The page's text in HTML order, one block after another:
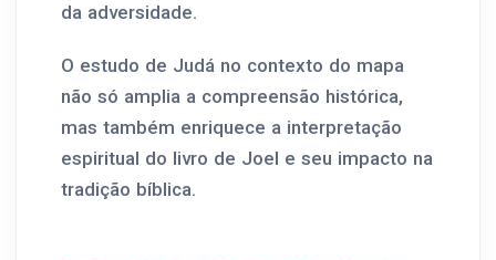
da adversidade.
O estudo de Judá no contexto do mapa
não só amplia a compreensão histórica,
mas também enriquece a interpretação
espiritual do livro de Joel e seu impacto na
tradição bíblica.